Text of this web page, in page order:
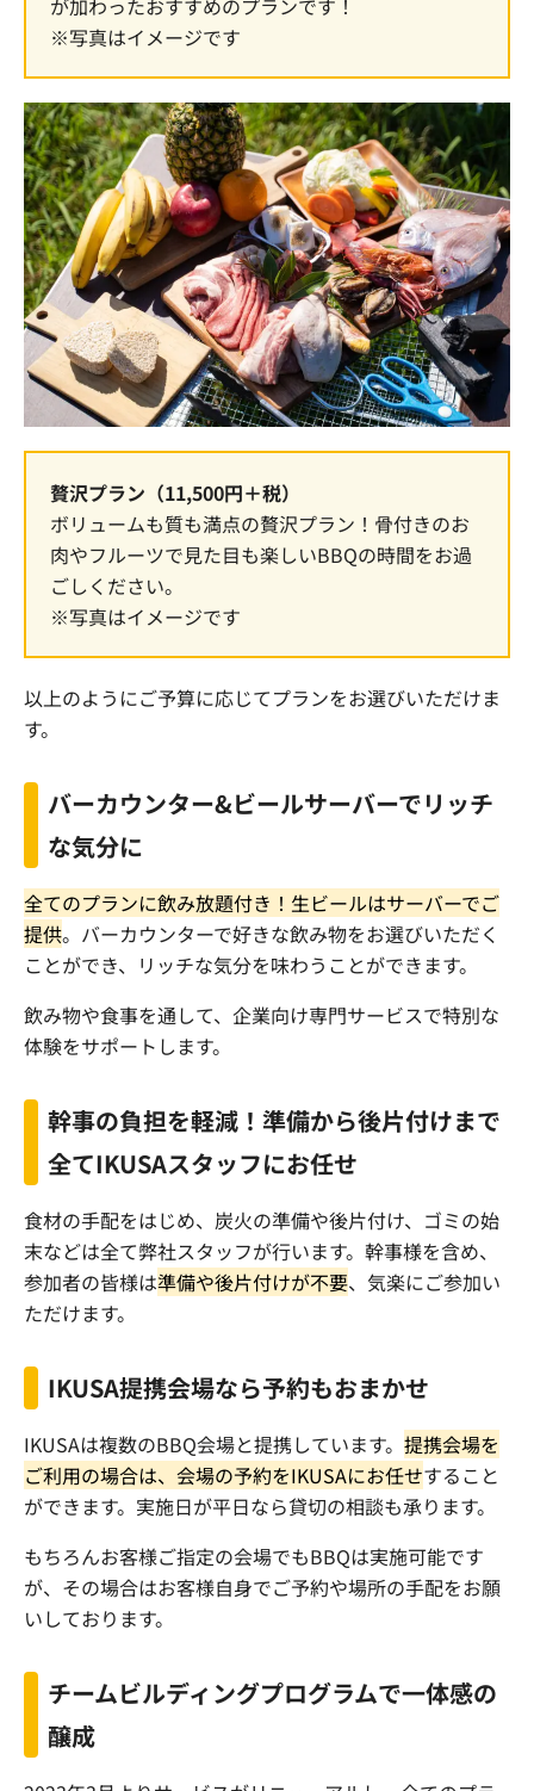
が加わったおすすめのプランです！
※写真はイメージです
贅沢プラン（11,500円＋税）
ボリュームも質も満点の贅沢プラン！骨付きのお
肉やフルーツで見た目も楽しいBBQの時間をお過
ごしください。
※写真はイメージです
以上のようにご予算に応じてプランをお選びいただけま
す。
バーカウンター&ビールサーバーでリッチ
な気分に
全てのプランに飲み放題付き！生ビールはサーバーでご
提供。バーカウンターで好きな飲み物をお選びいただく
ことができ、リッチな気分を味わうことができます。
飲み物や食事を通して、企業向け専門サービスで特別な
体験をサポートします。
幹事の負担を軽減！準備から後片付けまで
全てIKUSAスタッフにお任せ
食材の手配をはじめ、炭火の準備や後片付け、ゴミの始
末などは全て弊社スタッフが行います。幹事様を含め、
参加者の皆様は準備や後片付けが不要、気楽にご参加い
ただけます。
IKUSA提携会場なら予約もおまかせ
IKUSAは複数のBBQ会場と提携しています。 提携会場を
ご利用の場合は、会場の予約をIKUSAにお任せすること
ができます。実施日が平日なら貸切の相談も承ります。
もちろんお客様ご指定の会場でもBBQは実施可能です
が、その場合はお客様自身でご予約や場所の手配をお願
いしております。
チームビルディングプログラムで一体感の
醸成